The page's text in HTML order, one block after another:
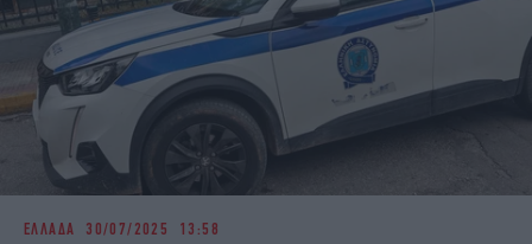
ΕΛΛΑΔΑ 30/07/2025 13:58